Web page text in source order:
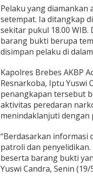
D
i
b
e
k
u
P
o
l
i
i
m
a
n
a
Pelaku yang diamankan
setempat. Ia ditangkap
sekitar pukul 18.00
barang bukti berupa
disimpan pelaku di
Kapolres Brebes AKBP
Resnarkoba, Iptu Yuswi
penangkapan tersebut
aktivitas peredaran
menindaklanjuti dengan
“Berdasarkan informasi
patroli dan
beserta barang bukti
Yuswi Candra, Senin (19/